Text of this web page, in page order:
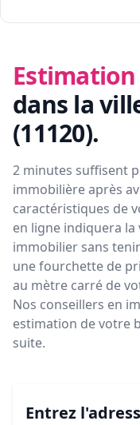
dans la
(11120).
2 minutes suffisent
immobilière après
caractéristiques de
en ligne indiquera
immobilier sans
une fourchette de
au mètre carré de
Nos conseillers en
estimation de votre
suite.
Entrez